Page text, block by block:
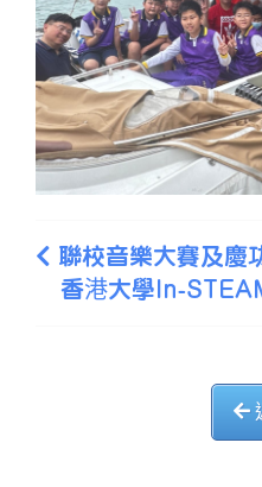
聯校音樂大賽及慶
香港大學In-